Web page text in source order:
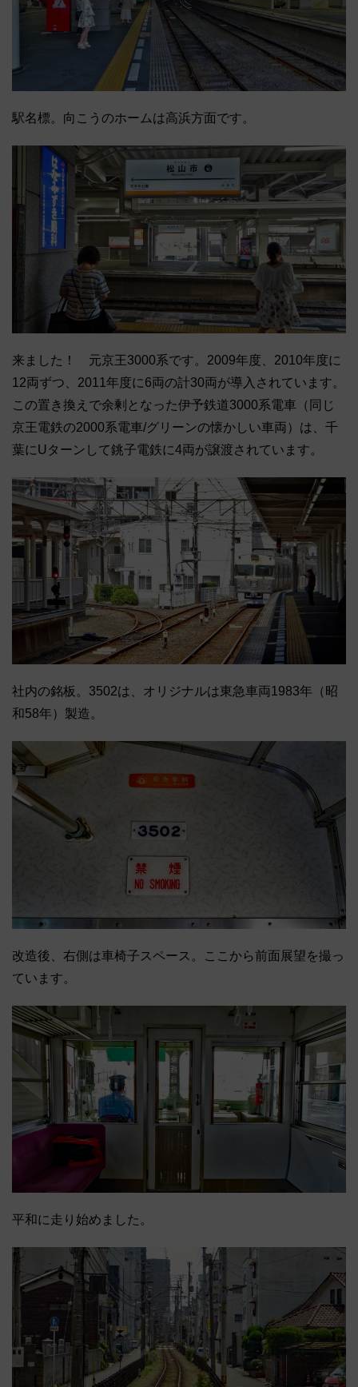
駅名標。向こうのホームは高浜方面です。
来ました！ 元京王3000系です。2009年度、2010年度に
12両ずつ、2011年度に6両の計30両が導入されています。
この置き換えで余剰となった伊予鉄道3000系電車（同じ
京王電鉄の2000系電車/グリーンの懐かしい車両）は、千
葉にUターンして銚子電鉄に4両が譲渡されています。
社内の銘板。3502は、オリジナルは東急車両1983年（昭
和58年）製造。
改造後、右側は車椅子スペース。ここから前面展望を撮っ
ています。
平和に走り始めました。